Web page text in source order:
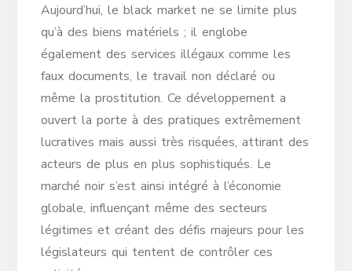
Aujourd’hui, le black market ne se limite plus
qu’à des biens matériels ; il englobe
également des services illégaux comme les
faux documents, le travail non déclaré ou
même la prostitution. Ce développement a
ouvert la porte à des pratiques extrêmement
lucratives mais aussi très risquées, attirant des
acteurs de plus en plus sophistiqués. Le
marché noir s’est ainsi intégré à l’économie
globale, influençant même des secteurs
légitimes et créant des défis majeurs pour les
législateurs qui tentent de contrôler ces